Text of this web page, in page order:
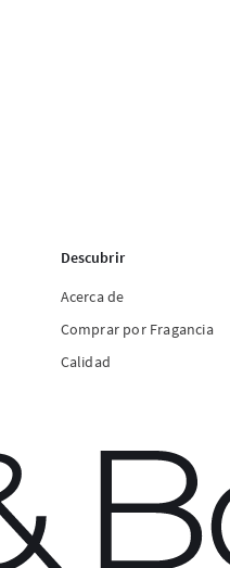
Descubrir
Acerca de
Comprar por Fragancia
Calidad